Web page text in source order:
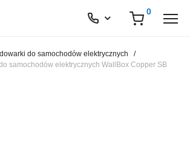
0
do samochodów elektrycznych
/
samochodów elektrycznych WallBox Copper SB